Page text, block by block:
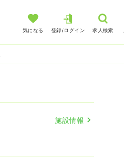
気になる 登録/ログイン 求人検索
施設情報